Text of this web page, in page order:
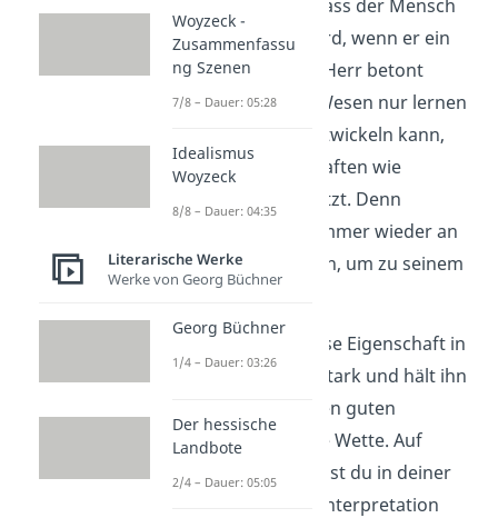
wird ausgesagt, dass der Mensch
Fehlermachen wird, wenn er ein
Ziel verfolgt
. Der Herr betont
hiermit, dass ein Wesen nur lernen
und sich weiterentwickeln kann,
wenn es Eigenschaften wie
Strebsamkeit besitzt. Denn
dadurch wird es immer wieder an
sich selbst arbeiten, um zu seinem
Ziel zu gelangen.
Der Herr sieht diese Eigenschaft in
Faust besonders stark und hält ihn
deswegen für einen guten
Kandidaten für die Wette. Auf
diesen Punkt kannst du in deiner
Textanalyse bzw. Interpretation
Woyzeck -
Zusammenfassu
ng Szenen
7/8 – Dauer: 05:28
Idealismus
Woyzeck
8/8 – Dauer: 04:35
Literarische Werke
Werke von Georg Büchner
Georg Büchner
1/4 – Dauer: 03:26
Der hessische
Landbote
2/4 – Dauer: 05:05